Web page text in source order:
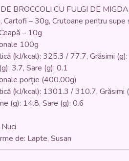
smantana
vegetala,
fulgi
crutoane)
BROCCOLI CU FULGI DE
Cartofi – 30g, Crutoane pentru
– 10g
100g
(kJ/kcal): 325.3 / 77.7, Grăsimi
3.7, Sare (g): 0.1
porție (400.00g)
(kJ/kcal): 1301.3 / 310.7, Grăsimi
(g): 14.8, Sare (g): 0.6
de: Lapte, Susan